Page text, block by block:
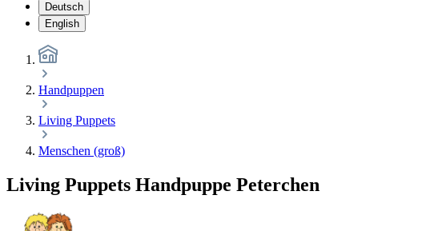
Deutsch
English
Handpuppen
Living Puppets
Menschen (groß)
Living Puppets Handpuppe Peterchen